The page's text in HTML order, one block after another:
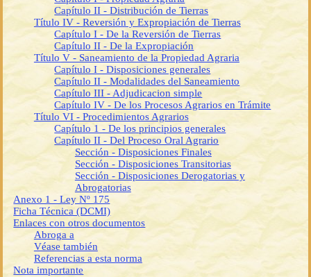
Capítulo II - Distribución de Tierras
Título IV - Reversión y Expropiación de Tierras
Capítulo I - De la Reversión de Tierras
Capítulo II - De la Expropiación
Título V - Saneamiento de la Propiedad Agraria
Capítulo I - Disposiciones generales
Capítulo II - Modalidades del Saneamiento
Capítulo III - Adjudicacion simple
Capítulo IV - De los Procesos Agrarios en Trámite
Título VI - Procedimientos Agrarios
Capítulo 1 - De los principios generales
Capítulo II - Del Proceso Oral Agrario
Sección - Disposiciones Finales
Sección - Disposiciones Transitorias
Sección - Disposiciones Derogatorias y
Abrogatorias
Anexo 1 - Ley Nº 175
Ficha Técnica (DCMI)
Enlaces con otros documentos
Abroga a
Véase también
Referencias a esta norma
Nota importante